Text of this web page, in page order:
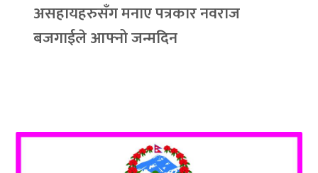
असहायहरुसँग मनाए पत्रकार नवराज
बजगाईले आफ्नो जन्मदिन